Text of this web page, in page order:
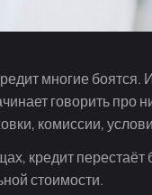
многие боятся.
говорить про
комиссии,
кредит
стоимости.